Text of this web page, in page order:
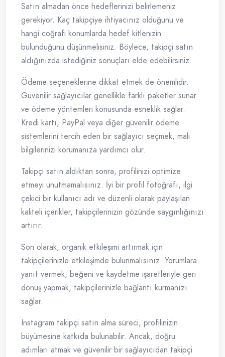
Satın almadan önce hedeflerinizi belirlemeniz
gerekiyor. Kaç takipçiye ihtiyacınız olduğunu ve
hangi coğrafi konumlarda hedef kitlenizin
bulunduğunu düşünmelisiniz. Böylece, takipçi satın
aldığınızda istediğiniz sonuçları elde edebilirsiniz.
Ödeme seçeneklerine dikkat etmek de önemlidir.
Güvenilir sağlayıcılar genellikle farklı paketler sunar
ve ödeme yöntemleri konusunda esneklik sağlar.
Kredi kartı, PayPal veya diğer güvenilir ödeme
sistemlerini tercih eden bir sağlayıcı seçmek, mali
bilgilerinizi korumanıza yardımcı olur.
Takipçi satın aldıktan sonra, profilinizi optimize
etmeyi unutmamalısınız. İyi bir profil fotoğrafı, ilgi
çekici bir kullanıcı adı ve düzenli olarak paylaşılan
kaliteli içerikler, takipçilerinizin gözünde saygınlığınızı
artırır.
Son olarak, organik etkileşimi artırmak için
takipçilerinizle etkileşimde bulunmalısınız. Yorumlara
yanıt vermek, beğeni ve kaydetme işaretleriyle geri
dönüş yapmak, takipçilerinizle bağlantı kurmanızı
sağlar.
Instagram takipçi satın alma süreci, profilinizin
büyümesine katkıda bulunabilir. Ancak, doğru
adımları atmak ve güvenilir bir sağlayıcıdan takipçi